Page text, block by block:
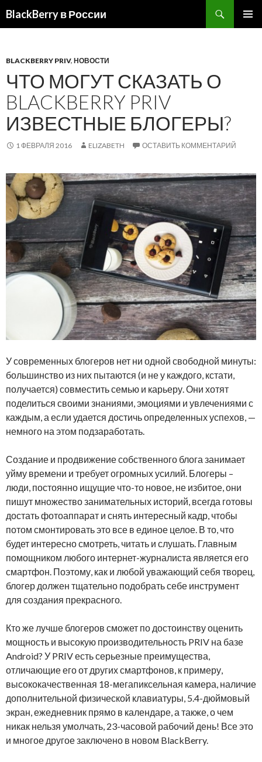
BlackBerry в России
BLACKBERRY PRIV, НОВОСТИ
ЧТО МОГУТ СКАЗАТЬ О
BLACKBERRY PRIV
ИЗВЕСТНЫЕ БЛОГЕРЫ?
1 ФЕВРАЛЯ 2016 ELIZABETH ОСТАВИТЬ КОММЕНТАРИЙ
У современных блогеров нет ни одной свободной минуты:
большинство из них пытаются (и не у каждого, кстати,
получается) совместить семью и карьеру. Они хотят
поделиться своими знаниями, эмоциями и увлечениями с
каждым, а если удается достичь определенных успехов, —
немного на этом подзаработать.
Создание и продвижение собственного блога занимает
уйму времени и требует огромных усилий. Блогеры –
люди, постоянно ищущие что-то новое, не избитое, они
пишут множество занимательных историй, всегда готовы
достать фотоаппарат и снять интересный кадр, чтобы
потом смонтировать это все в единое целое. В то, что
будет интересно смотреть, читать и слушать. Главным
помощником любого интернет-журналиста является его
смартфон. Поэтому, как и любой уважающий себя творец,
блогер должен тщательно подобрать себе инструмент
для создания прекрасного.
Кто же лучше блогеров сможет по достоинству оценить
мощность и высокую производительность PRIV на базе
Android? У PRIV есть серьезные преимущества,
отличающие его от других смартфонов, к примеру,
высококачественная 18-мегапиксельная камера, наличие
дополнительной физической клавиатуры, 5.4-дюймовый
экран, ежедневник прямо в календаре, а также, о чем
никак нельзя умолчать, 23-часовой рабочий день! Все это
и многое другое заключено в новом BlackBerry.